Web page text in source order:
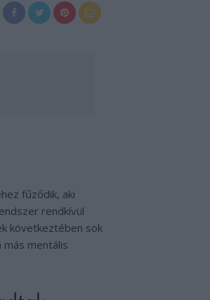
fűződik, aki
rendkívül
következtében sok
mentális